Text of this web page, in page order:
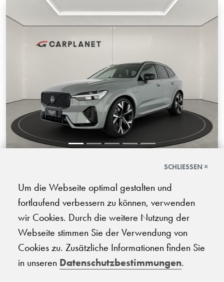
Volvo XC60 2.0 T8 TE Black Edition
eAWD
08.2026 | 100 km | 250 PS | Elektro/Benzin Plug-in-Hybrid
| Automatik-Getriebe
CHF
96'210.-
SCHLIESSEN ×
Um die Webseite optimal gestalten und
fortlaufend verbessern zu können, verwenden
wir Cookies. Durch die weitere Nutzung der
Webseite stimmen Sie der Verwendung von
Cookies zu. Zusätzliche Informationen finden Sie
in unseren Datenschutzbestimmungen.